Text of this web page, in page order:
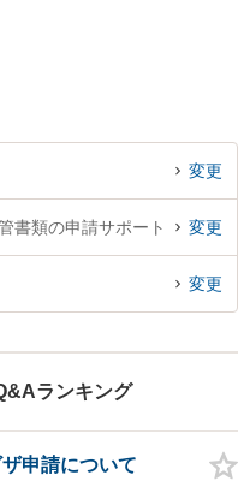
変更
書類の申請サポート 変更
変更
ランキング
申請について